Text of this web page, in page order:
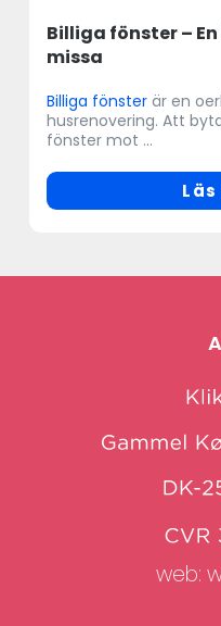
Billiga fönster –
missa
Billiga fönster är en
husrenovering. Att
fönster mot ...
web: